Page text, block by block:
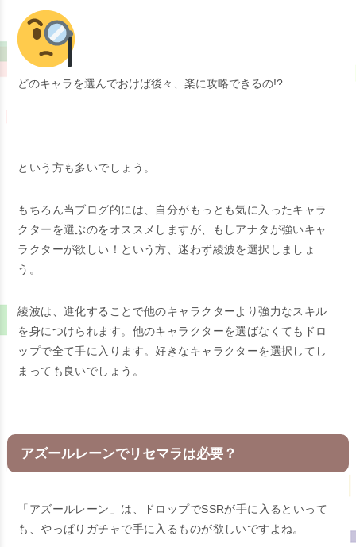
どのキャラを選んでおけば後々、楽に攻略できるの!?
という方も多いでしょう。
もちろん当ブログ的には、自分がもっとも気に入ったキャラ
クターを選ぶのをオススメしますが、もしアナタが強いキャ
ラクターが欲しい！という方、迷わず綾波を選択しましょ
う。
綾波は、進化することで他のキャラクターより強力なスキル
を身につけられます。他のキャラクターを選ばなくてもドロ
ップで全て手に入ります。好きなキャラクターを選択してし
まっても良いでしょう。
アズールレーンでリセマラは必要？
「アズールレーン」は、ドロップでSSRが手に入るといって
も、やっぱりガチャで手に入るものが欲しいですよね。